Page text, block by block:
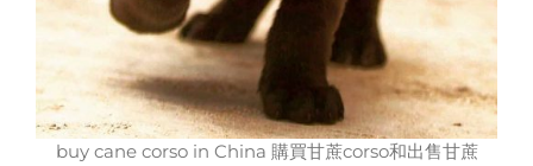
buy cane corso in China 購買甘蔗corso和出售甘蔗